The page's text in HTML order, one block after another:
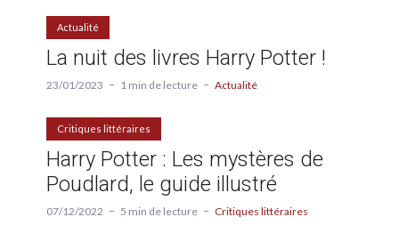
Actualité
La nuit des livres Harry Potter !
23/01/2023 1 min de lecture Actualité
Critiques littéraires
Harry Potter : Les mystères de
Poudlard, le guide illustré
07/12/2022 5 min de lecture Critiques littéraires